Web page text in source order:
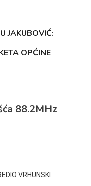
JAKUBOVIĆ:
OPĆINE
88.2MHz
VRHUNSKI